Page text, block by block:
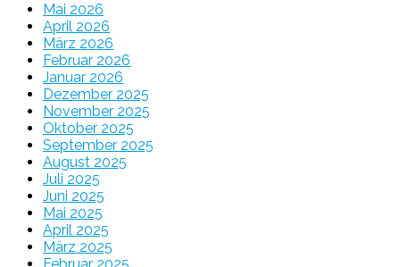
Mai 2026
April 2026
März 2026
Februar 2026
Januar 2026
Dezember 2025
November 2025
Oktober 2025
September 2025
August 2025
Juli 2025
Juni 2025
Mai 2025
April 2025
März 2025